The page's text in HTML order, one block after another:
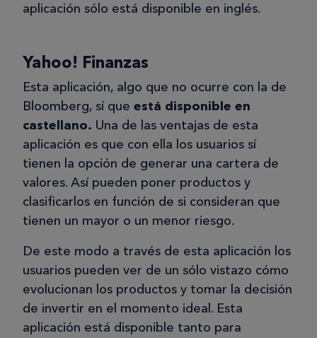
aplicación sólo está disponible en inglés.
Yahoo! Finanzas
Esta aplicación, algo que no ocurre con la de
Bloomberg, sí que está disponible en
castellano. Una de las ventajas de esta
aplicación es que con ella los usuarios sí
tienen la opción de generar una cartera de
valores. Así pueden poner productos y
clasificarlos en función de si consideran que
tienen un mayor o un menor riesgo.
De este modo a través de esta aplicación los
usuarios pueden ver de un sólo vistazo cómo
evolucionan los productos y tomar la decisión
de invertir en el momento ideal. Esta
aplicación está disponible tanto para